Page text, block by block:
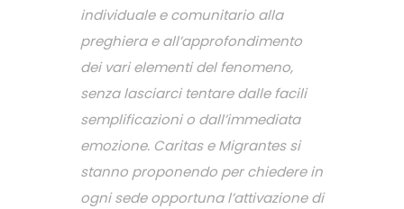
individuale e comunitario alla
preghiera e all’approfondimento
dei vari elementi del fenomeno,
senza lasciarci tentare dalle facili
semplificazioni o dall’immediata
emozione. Caritas e Migrantes si
stanno proponendo per chiedere in
ogni sede opportuna l’attivazione di